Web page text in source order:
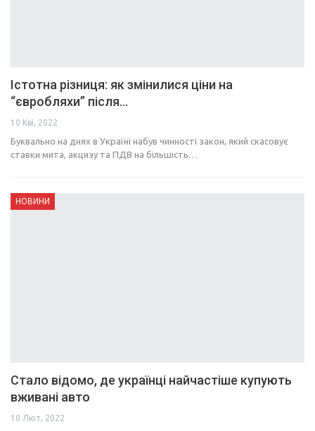
Істотна різниця: як змінилися ціни на
“євробляхи” після…
10 Кві, 2022
Буквально на днях в Україні набув чинності закон, який скасовує
ставки мита, акцизу та ПДВ на більшість…
НОВИНИ
Стало відомо, де українці найчастіше купують
вживані авто
10 Лют, 2022